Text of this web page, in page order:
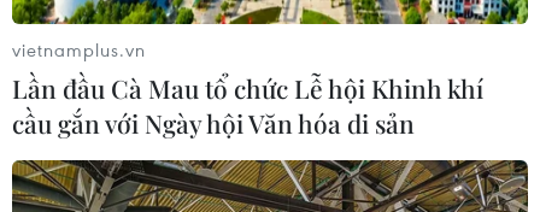
vietnamplus.vn
Lần đầu Cà Mau tổ chức Lễ hội Khinh khí
cầu gắn với Ngày hội Văn hóa di sản